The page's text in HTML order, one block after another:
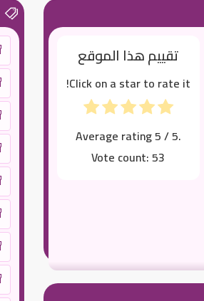
تقييم هذا الموقع
Click on a star to rate it!
Average rating5/ 5.
Vote count:53